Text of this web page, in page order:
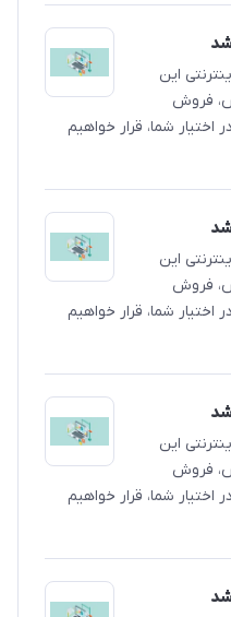
شد
این
فروش
شما، قرار خواهیم
شد
این
فروش
شما، قرار خواهیم
شد
این
فروش
شما، قرار خواهیم
شد